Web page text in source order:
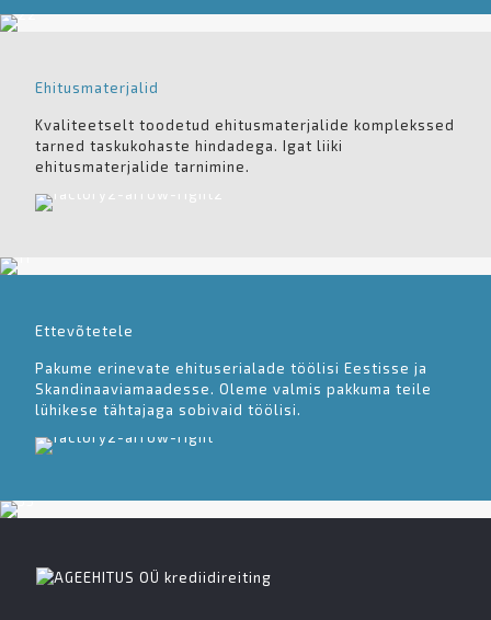
Ehitusmaterjalid
Kvaliteetselt toodetud ehitusmaterjalide komplekssed
tarned taskukohaste hindadega. Igat liiki
ehitusmaterjalide tarnimine.
Ettevõtetele
Pakume erinevate ehituserialade töölisi Eestisse ja
Skandinaaviamaadesse. Oleme valmis pakkuma teile
lühikese tähtajaga sobivaid töölisi.